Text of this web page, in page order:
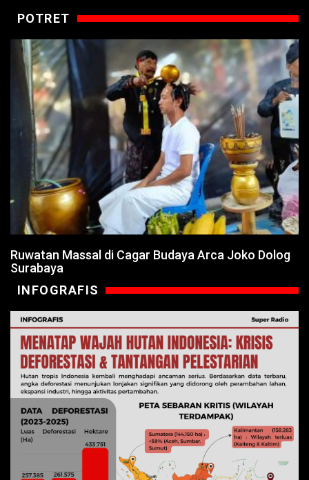
POTRET
Ruwatan Massal di Cagar Budaya Arca Joko Dolog
Surabaya
INFOGRAFIS